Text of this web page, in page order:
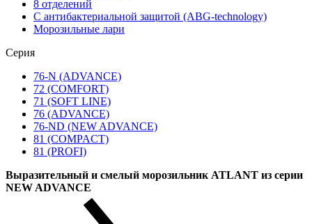
8 отделений
С антибактериальной защитой (ABG-technology)
Морозильные лари
Серия
76-N (ADVANCE)
72 (COMFORT)
71 (SOFT LINE)
76 (ADVANCE)
76-ND (NEW ADVANCE)
81 (COMPACT)
81 (PROFI)
Выразительный и смелый морозильник ATLANT из серии
NEW ADVANCE